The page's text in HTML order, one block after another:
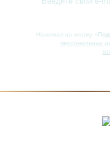
Нажимая на кнопку
персональных